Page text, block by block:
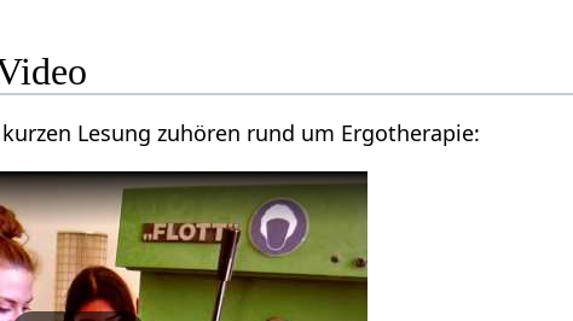
Lesung zuhören rund um Ergotherapie: